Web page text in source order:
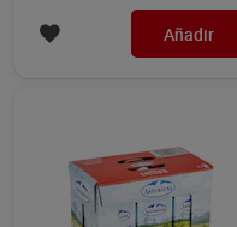
Añadir